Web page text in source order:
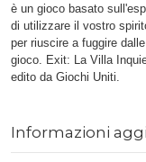
è un gioco basato
di utilizzare il vostro
per riuscire a fuggire
gioco. Exit: La Villa
edito da Giochi Uniti.
Informazioni